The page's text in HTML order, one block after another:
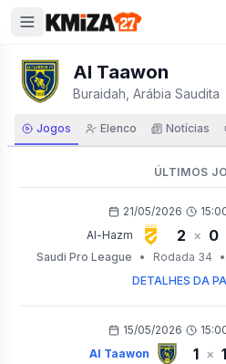
Al Taawon
Buraidah, Arábia Saudita
Jogos Elenco Notícias
ÚLTIMOS
21/05/2026
Al-Hazm 2 × 0
Saudi Pro League
• Rodada 34 •
DETALHES DA
15/05/2026
Al Taawon 1 × 1